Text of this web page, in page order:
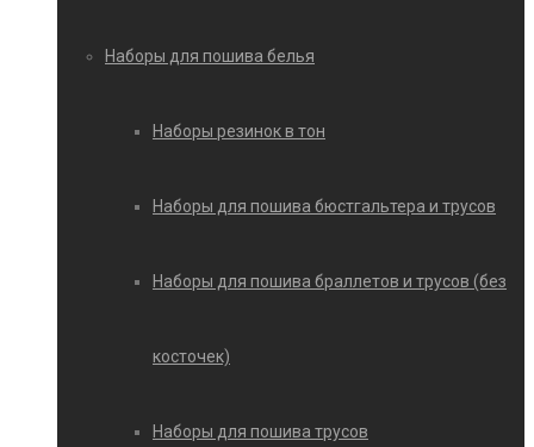
Наборы для пошива белья
Наборы резинок в тон
Наборы для пошива бюстгальтера и трусов
Наборы для пошива браллетов и трусов (без
косточек)
Наборы для пошива трусов